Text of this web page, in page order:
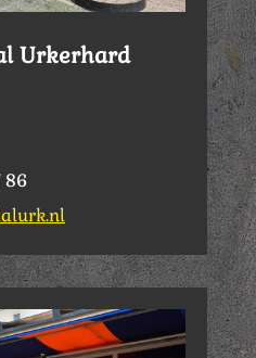
Urkerhard
86